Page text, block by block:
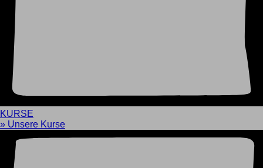
KURSE
» Unsere Kurse